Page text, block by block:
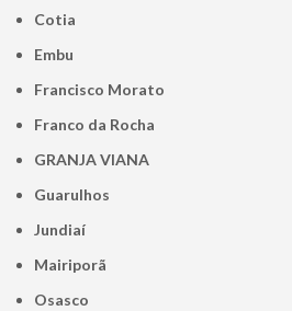
Cotia
Embu
Francisco Morato
Franco da Rocha
GRANJA VIANA
Guarulhos
Jundiaí
Mairiporã
Osasco